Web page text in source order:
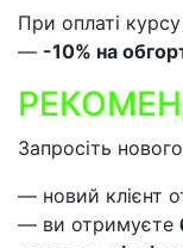
При оплаті
— -10% на
Запросіть
— новий клієнт
— ви отримуєте